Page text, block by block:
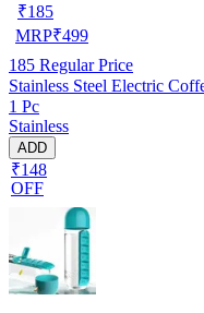
₹185
MRP₹499
185 Regular Price
Stainless Steel Electric
1 Pc
Stainless
ADD
₹148
OFF